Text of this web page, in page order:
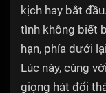
kịch hay bắt
tình không biết
hạn, phía dưới
Lúc này, cùng
giọng hát đổi